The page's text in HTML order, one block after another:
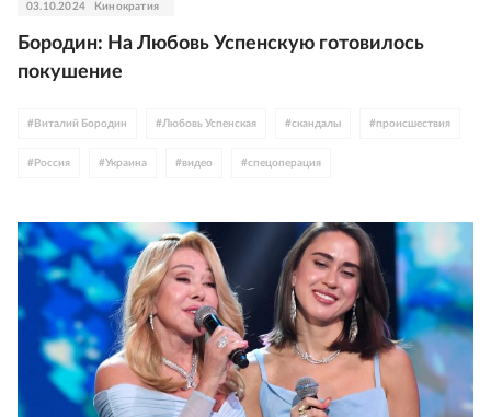
03.10.2024 Кинократия
Бородин: На Любовь Успенскую готовилось
покушение
# Виталий Бородин #Любовь Успенская #скандалы #происшествия
# Россия #Украина #видео #спецоперация